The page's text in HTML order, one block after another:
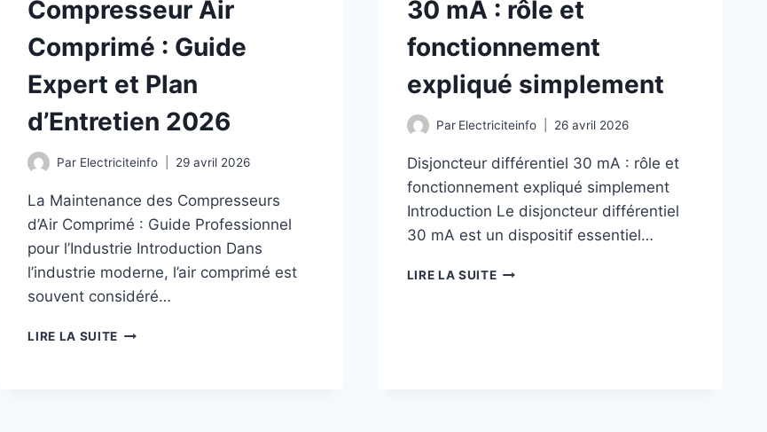
Compresseur Air
Comprimé : Guide
Expert et Plan
d’Entretien 2026
Par Electriciteinfo 29 avril 2026
La Maintenance des Compresseurs
d’Air Comprimé : Guide Professionnel
pour l’Industrie Introduction Dans
l’industrie moderne, l’air comprimé est
souvent considéré…
LIRE LA SUITE MAINTENANCE
30 mA : rôle et
fonctionnement
expliqué simplement
Par Electriciteinfo 26 avril 2026
Disjoncteur différentiel 30 mA : rôle et
fonctionnement expliqué simplement
Introduction Le disjoncteur différentiel
30 mA est un dispositif essentiel…
LIRE LA SUITEDISJONCTEUR